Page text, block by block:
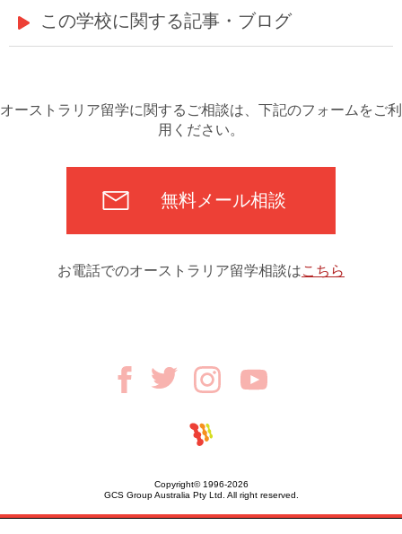
この学校に関する記事・ブログ
オーストラリア留学に関するご相談は、下記のフォームをご利
用ください。
無料メール相談
お電話でのオーストラリア留学相談はこちら
Copyright© 1996-2026
GCS Group Australia Pty Ltd. All right reserved.